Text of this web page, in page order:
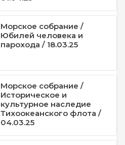
Морское собрание /
Юбилей человека и
парохода / 18.03.25
Морское собрание /
Историческое и
культурное наследие
Тихоокеанского флота /
04.03.25